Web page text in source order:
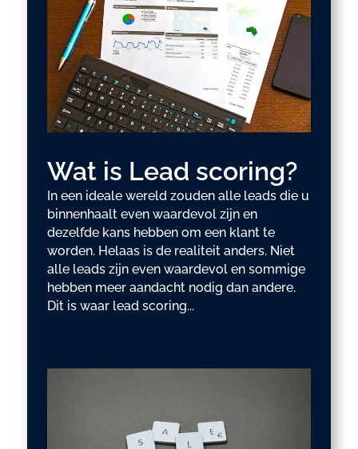
Wat is Lead scoring?
In een ideale wereld zouden alle leads die u
binnenhaalt even waardevol zijn en
dezelfde kans hebben om een klant te
worden. Helaas is de realiteit anders. Niet
alle leads zijn even waardevol en sommige
hebben meer aandacht nodig dan andere.
Dit is waar lead scoring...